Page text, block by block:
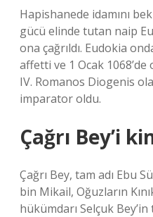
Hapishanede idamını
gücü elinde tutan naip
ona çağrıldı. Eudokia
affetti ve 1 Ocak
IV. Romanos Diogenis
imparator oldu.
Çağrı Bey’i
Çağrı Bey, tam adı Ebu
bin Mikail, Oğuzların
hükümdarı Selçuk